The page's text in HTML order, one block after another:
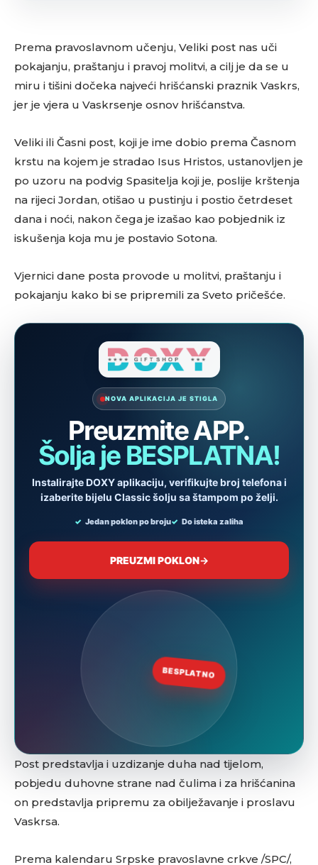
Prema pravoslavnom učenju, Veliki post nas uči
pokajanju, praštanju i pravoj molitvi, a cilj je da se u
miru i tišini dočeka najveći hrišćanski praznik Vaskrs,
jer je vjera u Vaskrsenje osnov hrišćanstva.
Veliki ili Časni post, koji je ime dobio prema Časnom
krstu na kojem je stradao Isus Hristos, ustanovljen je
po uzoru na podvig Spasitelja koji je, poslije krštenja
na rijeci Jordan, otišao u pustinju i postio četrdeset
dana i noći, nakon čega je izašao kao pobjednik iz
iskušenja koja mu je postavio Sotona.
Vjernici dane posta provode u molitvi, praštanju i
pokajanju kako bi se pripremili za Sveto pričešće.
Post predstavlja i uzdizanje duha nad tijelom,
pobjedu duhovne strane nad čulima i za hrišćanina
on predstavlja pripremu za obilježavanje i proslavu
Vaskrsa.
Prema kalendaru Srpske pravoslavne crkve /SPC/,